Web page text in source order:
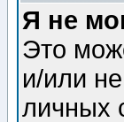
Я не
Это
и/или
личных